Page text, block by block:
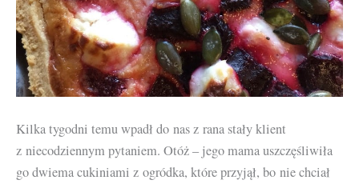
Kilka tygodni temu wpadł do nas z rana stały klient
z niecodziennym pytaniem. Otóż – jego mama uszczęśliwiła
go dwiema cukiniami z ogródka, które przyjął, bo nie chciał